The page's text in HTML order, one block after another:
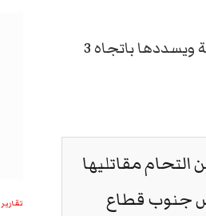
وفي مشد تال ظهر أحد مقاومي القسام داخل أحد المنازل وهو يحمل قذيفة ويسددها باتجاه 3
مقاتليها
جنوب قطاع
تقارير